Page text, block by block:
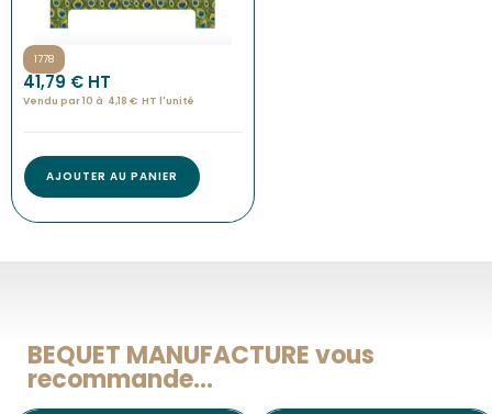
1778
41,79 € HT
Vendu par 10 à 4,18 € HT l'unité
AJOUTER AU PANIER
BEQUET MANUFACTURE vous
recommande...